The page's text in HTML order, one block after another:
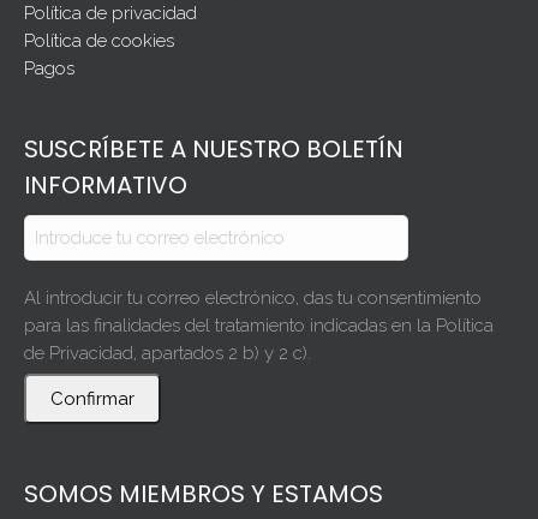
Política de privacidad
Política de cookies
Pagos
SUSCRÍBETE A NUESTRO BOLETÍN
INFORMATIVO
Al introducir tu correo electrónico, das tu consentimiento
para las finalidades del tratamiento indicadas en la Política
de Privacidad, apartados 2 b) y 2 c).
Confirmar
SOMOS MIEMBROS Y ESTAMOS